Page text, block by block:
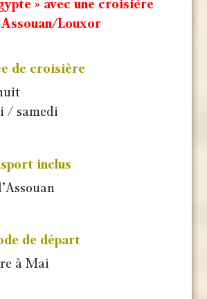
» avec une croisière
Assouan/Louxor
de croisière
/ samedi
inclus
de départ
à Mai